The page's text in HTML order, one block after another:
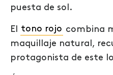
puesta de sol.
El tono rojo combina
maquillaje natural,
protagonista de este